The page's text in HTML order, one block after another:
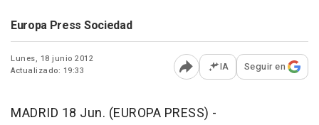
Europa Press Sociedad
Lunes, 18 junio 2012
Actualizado: 19:33
Abrir opciones para
IA Seguir en
MADRID 18 Jun. (EUROPA PRESS) -